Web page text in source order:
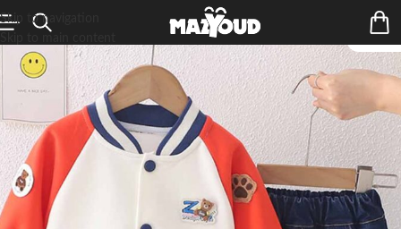
Skip to navigation